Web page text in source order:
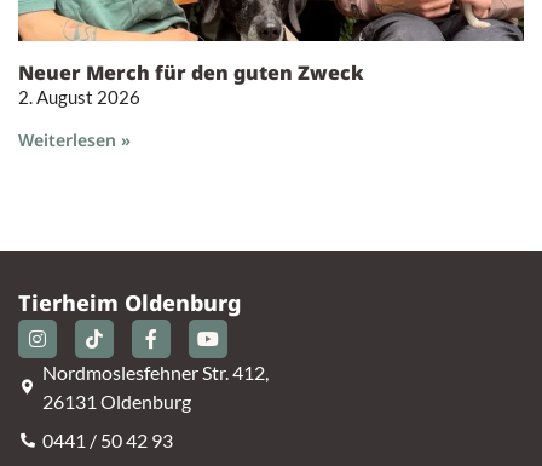
Neuer Merch für den guten Zweck
2. August 2026
Weiterlesen »
Tierheim Oldenburg
Nordmoslesfehner Str. 412,
26131 Oldenburg
0441 / 50 42 93